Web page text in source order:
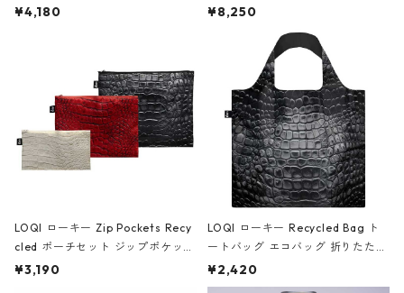
ミエ-B ショルダーバッグ グロスピ
¥4,180
ボストンバッグ ショルダーバッグ
Black ジャン=ミッシェル・バスキ
ア/クラウン ブラック
¥8,250
LOQI ローキー Zip Pockets Recy
cled ポーチセット ジップポケット
ファスナーポーチ 撥水加工 トラベ
¥3,190
LOQI ローキー Recycled Bag ト
ートバッグ エコバッグ 折りたたみ
大きめ 撥水加工 収納ポーチ CRO
CODILE/Black クロコダイル/ブラ
¥2,420